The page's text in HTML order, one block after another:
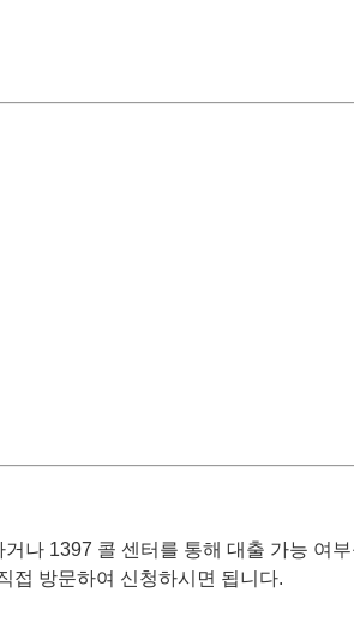
나 1397 콜 센터를 통해 대출 가능 여
접 방문하여 신청하시면 됩니다.